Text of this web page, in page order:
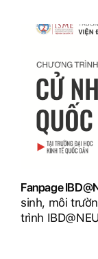
Fanpage
sinh, môi
trình IBD@NEU